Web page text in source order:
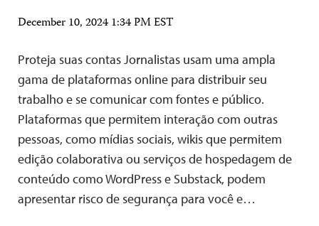
December 10, 2024 1:34 PM EST
Proteja suas contas Jornalistas usam uma ampla
gama de plataformas online para distribuir seu
trabalho e se comunicar com fontes e público.
Plataformas que permitem interação com outras
pessoas, como mídias sociais, wikis que permitem
edição colaborativa ou serviços de hospedagem de
conteúdo como WordPress e Substack, podem
apresentar risco de segurança para você e…